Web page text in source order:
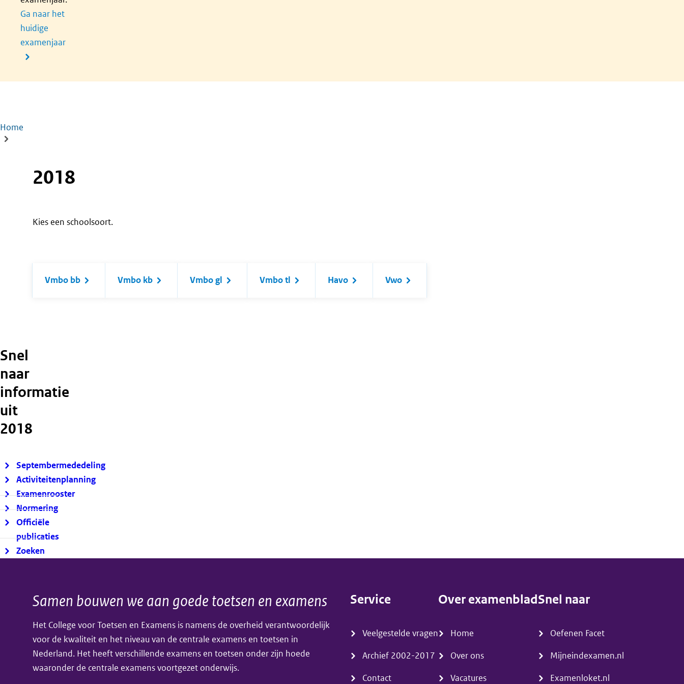
Ga naar het
huidige
examenjaar
Kruimelpad
Home
2018
Kies een schoolsoort.
Vmbo bb Vmbo kb Vmbo gl Vmbo tl Havo Vwo
Snel
naar
informatie
uit
2018
Septembermededeling
Activiteitenplanning
Examenrooster
Normering
Officiële
publicaties
Zoeken
Algemene
informatie
Samen bouwen we aan goede toetsen en examens
Het College voor Toetsen en Examens is namens de overheid verantwoordelijk
voor de kwaliteit en het niveau van de centrale examens en toetsen in
Nederland. Het heeft verschillende examens en toetsen onder zijn hoede
waaronder de centrale examens voortgezet onderwijs.
Service
Veelgestelde vragen
Archief 2002-2017
Contact
Over examenblad
Home
Over ons
Vacatures
Snel naar
Oefenen Facet
Mijneindexamen.nl
Examenloket.nl